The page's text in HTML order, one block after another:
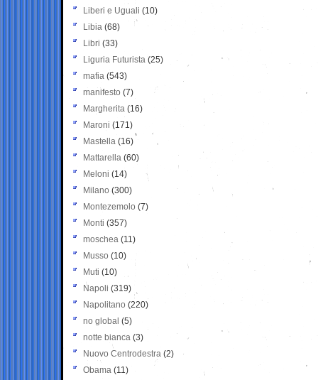
Liberi e Uguali (10)
Libia (68)
Libri (33)
Liguria Futurista (25)
mafia (543)
manifesto (7)
Margherita (16)
Maroni (171)
Mastella (16)
Mattarella (60)
Meloni (14)
Milano (300)
Montezemolo (7)
Monti (357)
moschea (11)
Musso (10)
Muti (10)
Napoli (319)
Napolitano (220)
no global (5)
notte bianca (3)
Nuovo Centrodestra (2)
Obama (11)